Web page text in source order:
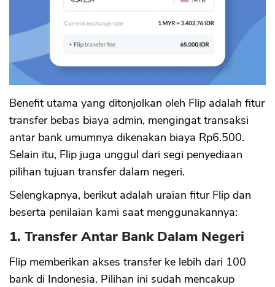
Benefit utama yang ditonjolkan oleh Flip adalah fitur
transfer bebas biaya admin, mengingat transaksi
antar bank umumnya dikenakan biaya Rp6.500.
Selain itu, Flip juga unggul dari segi penyediaan
pilihan tujuan transfer dalam negeri.
Selengkapnya, berikut adalah uraian fitur Flip dan
beserta penilaian kami saat menggunakannya:
1. Transfer Antar Bank Dalam Negeri
Flip memberikan akses transfer ke lebih dari 100
bank di Indonesia. Pilihan ini sudah mencakup